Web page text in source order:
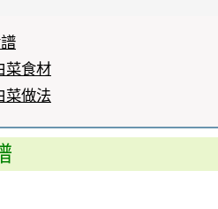
菜食材
菜做法